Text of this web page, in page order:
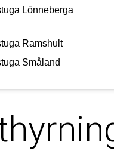
Lönneberga
Ramshult
Småland